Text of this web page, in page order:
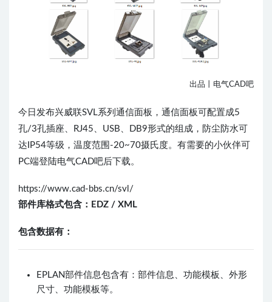
出品丨电气CAD吧
今日发布兴威联SVL系列通信面板，通信面板可配置成5
孔/3孔插座、RJ45、USB、DB9形式的组成，防尘防水可
达IP54等级，温度范围-20~70摄氏度。有需要的小伙伴可
PC端登陆电气CAD吧后下载。
https://www.cad-bbs.cn/svl/
部件库格式包含： EDZ / XML
包含数据有：
EPLAN部件信息包含有：部件信息、功能模板、外形
尺寸、功能模板等。